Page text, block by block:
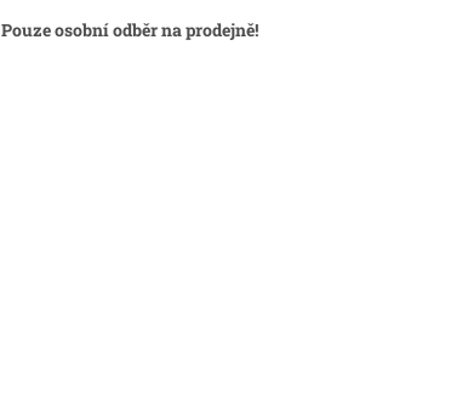
Pouze osobní odběr na prodejně!